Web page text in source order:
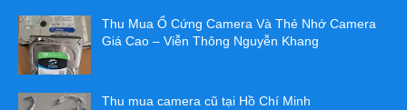
Thu Mua Ổ Cứng Camera Và Thẻ Nhớ Camera
Giá Cao – Viễn Thông Nguyễn Khang
Thu mua camera cũ tại Hồ Chí Minh